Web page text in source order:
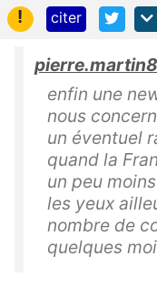
!
citer
enfin une
nous
un éventuel
quand la
un peu
les yeux
nombre de
quelques